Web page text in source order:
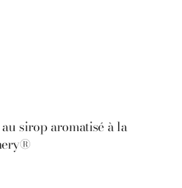
sirop aromatisé à la